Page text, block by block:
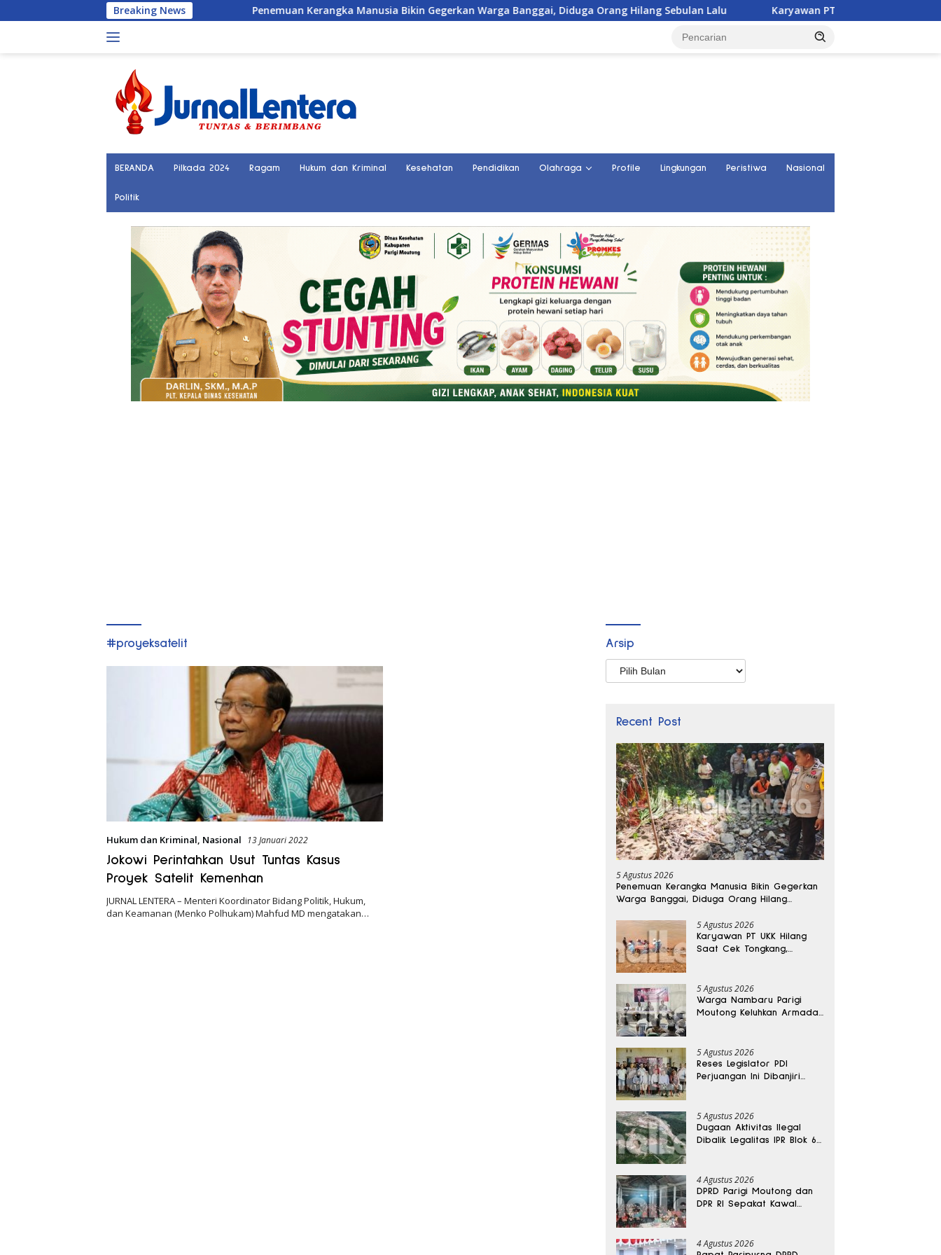
ke
Breaking NewsPenemuan Kerangka Manusia Bikin Gegerkan Warga Banggai, Diduga Orang Hilang Sebulan Lalu Karyawan PT UKK Hilang Saat Cek Tongkang,
BERANDA Pilkada 2024 Ragam Hukum dan Kriminal Kesehatan Pendidikan Olahraga Profile Lingkungan Peristiwa Nasional
Politik
#proyeksatelit
Hukum dan Kriminal, Nasional 13 Januari 2022
Jokowi Perintahkan Usut Tuntas Kasus
Proyek Satelit Kemenhan
JURNAL LENTERA – Menteri Koordinator Bidang Politik, Hukum,
dan Keamanan (Menko Polhukam) Mahfud MD mengatakan…
Arsip
Arsip
Recent Post
5 Agustus 2026
Penemuan Kerangka Manusia Bikin Gegerkan
Warga Banggai, Diduga Orang Hilang
5 Agustus 2026
Karyawan PT UKK Hilang
Saat Cek Tongkang,
5 Agustus 2026
Warga Nambaru Parigi
Moutong Keluhkan Armada
Reses Legislator PKS
5 Agustus 2026
Reses Legislator PDI
Perjuangan Ini Dibanjiri
5 Agustus 2026
Dugaan Aktivitas Ilegal
Dibalik Legalitas IPR Blok 6
4 Agustus 2026
DPRD Parigi Moutong dan
DPR RI Sepakat Kawal
4 Agustus 2026